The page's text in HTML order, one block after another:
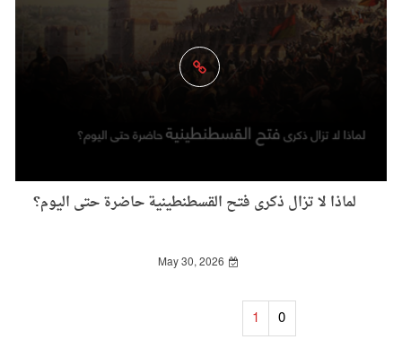
لماذا لا تزال ذكرى فتح القسطنطينية حاضرة حتى اليوم؟
May 30, 2026
0
1